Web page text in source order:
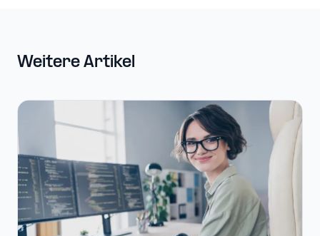
Weitere Artikel